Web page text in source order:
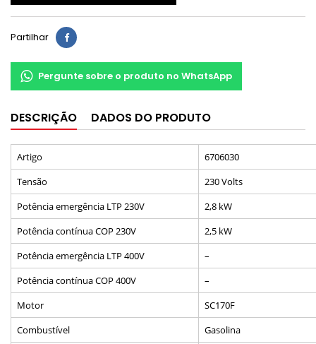
Partilhar
Pergunte sobre o produto no WhatsApp
DESCRIÇÃO DADOS DO PRODUTO
Artigo
6706030
Tensão
230 Volts
Potência emergência LTP 230V
2,8 kW
Potência contínua COP 230V
2,5 kW
Potência emergência LTP 400V
–
Potência contínua COP 400V
–
Motor
SC170F
Combustível
Gasolina